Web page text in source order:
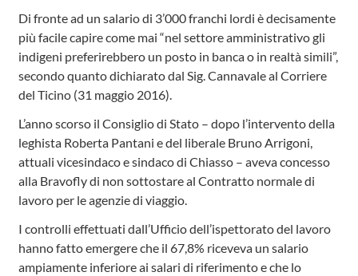
Di fronte ad un salario di 3’000 franchi lordi è decisamente
più facile capire come mai “nel settore amministrativo gli
indigeni preferirebbero un posto in banca o in realtà simili”,
secondo quanto dichiarato dal Sig. Cannavale al Corriere
del Ticino (31 maggio 2016).
L’anno scorso il Consiglio di Stato – dopo l’intervento della
leghista Roberta Pantani e del liberale Bruno Arrigoni,
attuali vicesindaco e sindaco di Chiasso – aveva concesso
alla Bravofly di non sottostare al Contratto normale di
lavoro per le agenzie di viaggio.
I controlli effettuati dall’Ufficio dell’ispettorato del lavoro
hanno fatto emergere che il 67,8% riceveva un salario
ampiamente inferiore ai salari di riferimento e che lo